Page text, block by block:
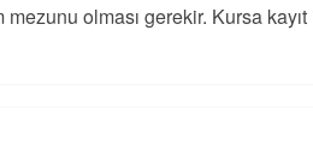
mezunu olması gerekir. Kursa